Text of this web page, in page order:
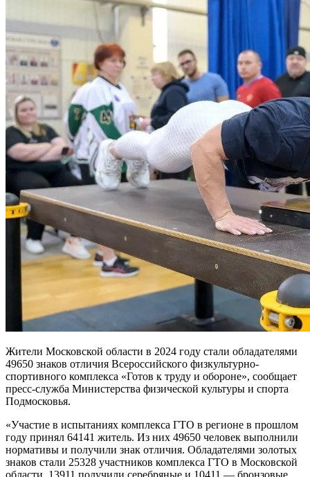
Жители Московской области в 2024 году стали обладателями
49650 знаков отличия Всероссийского физкультурно-
спортивного комплекса «Готов к труду и обороне», сообщает
пресс-служба Министерства физической культуры и спорта
Подмосковья.
«Участие в испытаниях комплекса ГТО в регионе в прошлом
году принял 64141 житель. Из них 49650 человек выполнили
нормативы и получили знак отличия. Обладателями золотых
знаков стали 25328 участников комплекса ГТО в Московской
области, 13911 получили серебряные и 10411 — бронзовые